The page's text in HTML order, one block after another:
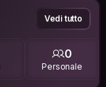
Vedi tutto
0
Personale